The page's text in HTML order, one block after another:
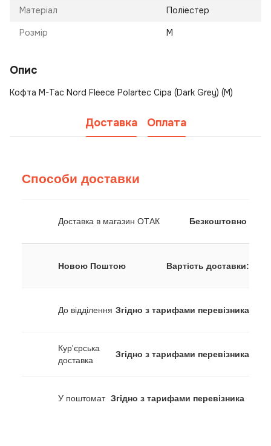
Матеріал Поліестер
Розмір M
Опис
Кофта M-Tac Nord Fleece Polartec Сіра (Dark Grey) (M)
Доставка Оплата
Способи доставки
Доставка в магазин ОТАК Безкоштовно
Новою Поштою Вартість доставки:
До відділення Згідно з тарифами перевізника
Кур'єрська
доставка
Згідно з тарифами перевізника
У поштомат Згідно з тарифами перевізника